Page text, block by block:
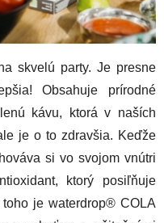
skvelú party. Je presne
Obsahuje prírodné
kávu, ktorá v naších
je o to zdravšia. Keďže
si vo svojom vnútri
ktorý posiľňuje
je waterdrop® COLA